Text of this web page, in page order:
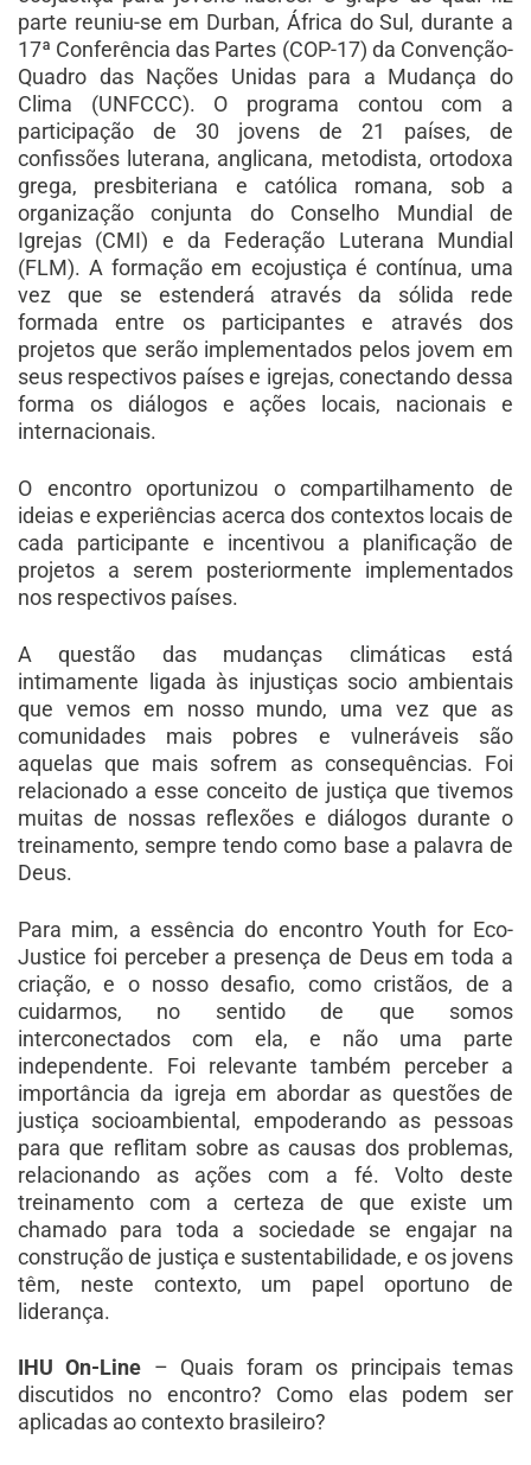
parte reuniu-se em Durban, África do Sul, durante a
17ª Conferência das Partes (COP-17) da Convenção-
Quadro das Nações Unidas para a Mudança do
Clima (UNFCCC). O programa contou com a
participação de 30 jovens de 21 países, de
confissões luterana, anglicana, metodista, ortodoxa
grega, presbiteriana e católica romana, sob a
organização conjunta do Conselho Mundial de
Igrejas (CMI) e da Federação Luterana Mundial
(FLM). A formação em ecojustiça é contínua, uma
vez que se estenderá através da sólida rede
formada entre os participantes e através dos
projetos que serão implementados pelos jovem em
seus respectivos países e igrejas, conectando dessa
forma os diálogos e ações locais, nacionais e
internacionais.
O encontro oportunizou o compartilhamento de
ideias e experiências acerca dos contextos locais de
cada participante e incentivou a planificação de
projetos a serem posteriormente implementados
nos respectivos países.
A questão das mudanças climáticas está
intimamente ligada às injustiças socio ambientais
que vemos em nosso mundo, uma vez que as
comunidades mais pobres e vulneráveis são
aquelas que mais sofrem as consequências. Foi
relacionado a esse conceito de justiça que tivemos
muitas de nossas reflexões e diálogos durante o
treinamento, sempre tendo como base a palavra de
Deus.
Para mim, a essência do encontro Youth for Eco-
Justice foi perceber a presença de Deus em toda a
criação, e o nosso desafio, como cristãos, de a
cuidarmos, no sentido de que somos
interconectados com ela, e não uma parte
independente. Foi relevante também perceber a
importância da igreja em abordar as questões de
justiça socioambiental, empoderando as pessoas
para que reflitam sobre as causas dos problemas,
relacionando as ações com a fé. Volto deste
treinamento com a certeza de que existe um
chamado para toda a sociedade se engajar na
construção de justiça e sustentabilidade, e os jovens
têm, neste contexto, um papel oportuno de
liderança.
IHU On-Line – Quais foram os principais temas
discutidos no encontro? Como elas podem ser
aplicadas ao contexto brasileiro?